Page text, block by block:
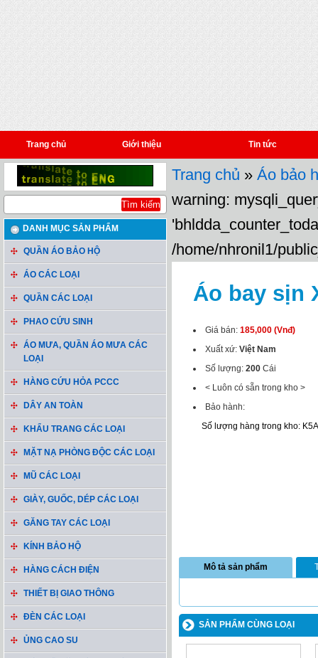
Trang chủ Giới thiệu Tin tức
DANH MỤC SẢN PHẨM
QUẦN ÁO BẢO HỘ
ÁO CÁC LOẠI
QUẦN CÁC LOẠI
PHAO CỨU SINH
ÁO MƯA, QUẦN ÁO MƯA CÁC
LOẠI
HÀNG CỨU HỎA PCCC
DÂY AN TOÀN
KHẨU TRANG CÁC LOẠI
MẶT NẠ PHÒNG ĐỘC CÁC LOẠI
MŨ CÁC LOẠI
GIÀY, GUỐC, DÉP CÁC LOẠI
GĂNG TAY CÁC LOẠI
KÍNH BẢO HỘ
HÀNG CÁCH ĐIỆN
THIẾT BỊ GIAO THÔNG
ĐÈN CÁC LOẠI
ỦNG CAO SU
Trang chủ » Áo bảo
warning:
/home/nhronil1/
Áo bay sịn
Giá bán: 185,000 (Vnđ)
Xuất xứ: Việt Nam
Số lượng: 200 Cái
< Luôn có sẵn trong kho >
Bảo hành:
Số lượng hàng trong kho: K5A
Mô tả sản phẩm
SẢN PHẨM CÙNG LOẠI